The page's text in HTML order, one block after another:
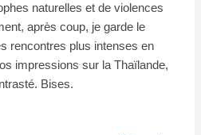
naturelles et de violences
après coup, je garde le
rencontres plus intenses en
impressions sur la Thaïlande,
Bises.